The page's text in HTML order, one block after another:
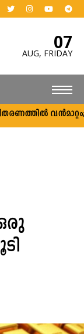
07
AUG, FRIDAY
വൻമാറ്റം;